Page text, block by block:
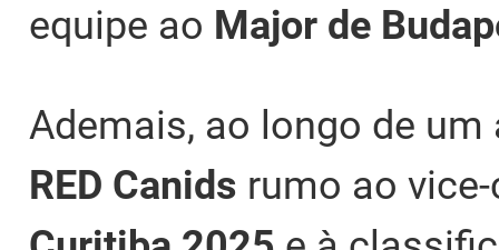
equipe ao Major de
Ademais, ao longo de
RED Canids rumo ao